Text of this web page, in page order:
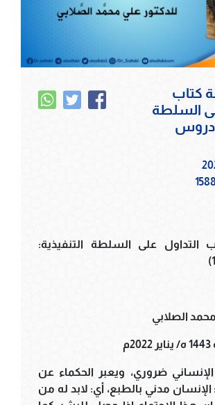
كتاب
السلطة
دروس
التداول على السلطة التنفيذية:
الصلابي
الإنساني ضروري، ويعبر الحكماء عن
مدني بالطبع، أي: لابد له من